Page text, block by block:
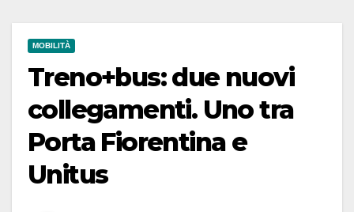
MOBILITÀ
Treno+bus: due nuovi
collegamenti. Uno tra
Porta Fiorentina e
Unitus